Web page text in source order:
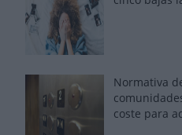
Normativa
coste para